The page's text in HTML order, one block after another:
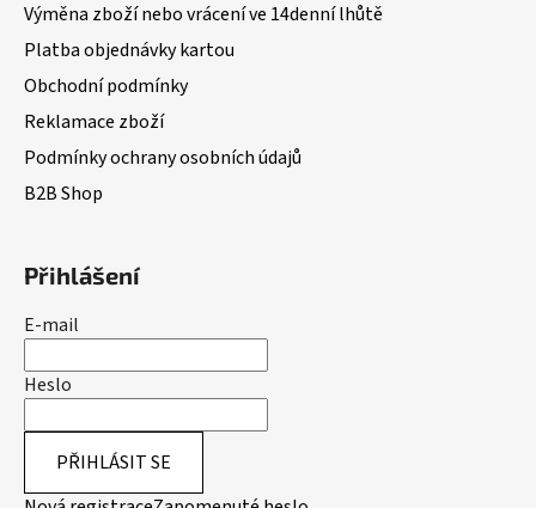
Výměna zboží nebo vrácení ve 14denní lhůtě
Platba objednávky kartou
Obchodní podmínky
Reklamace zboží
Podmínky ochrany osobních údajů
B2B Shop
Přihlášení
E-mail
Heslo
PŘIHLÁSIT SE